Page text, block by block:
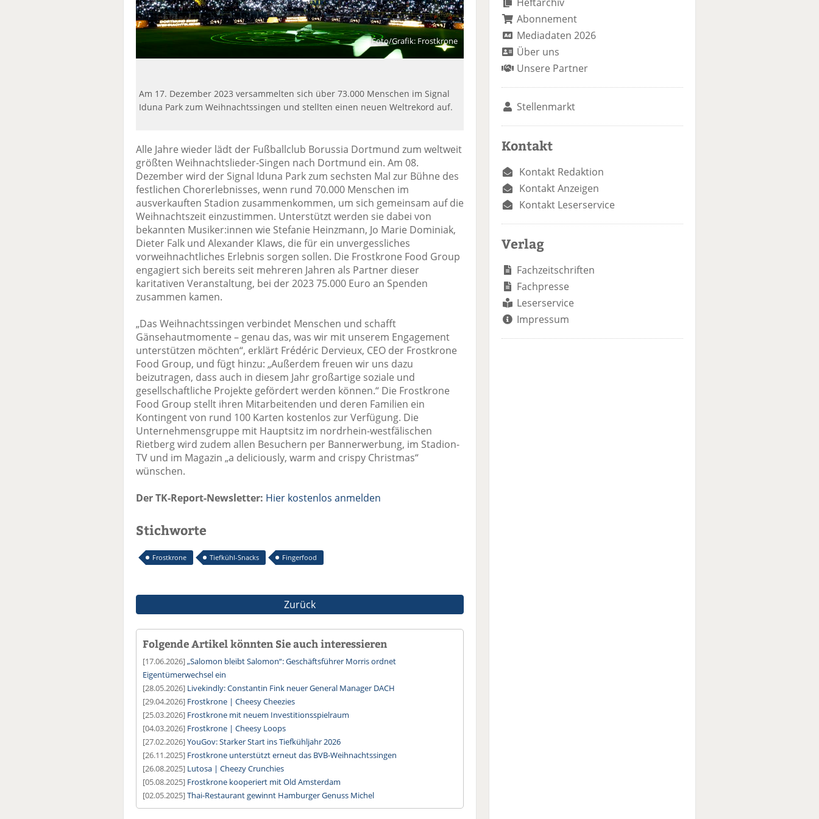
Foto/Grafik: Frostkrone
Am 17. Dezember 2023 versammelten sich über 73.000 Menschen im Signal
Iduna Park zum Weihnachtssingen und stellten einen neuen Weltrekord auf.
Alle Jahre wieder lädt der Fußballclub Borussia Dortmund zum weltweit
größten Weihnachtslieder-Singen nach Dortmund ein. Am 08.
Dezember wird der Signal Iduna Park zum sechsten Mal zur Bühne des
festlichen Chorerlebnisses, wenn rund 70.000 Menschen im
ausverkauften Stadion zusammenkommen, um sich gemeinsam auf die
Weihnachtszeit einzustimmen. Unterstützt werden sie dabei von
bekannten Musiker:innen wie Stefanie Heinzmann, Jo Marie Dominiak,
Dieter Falk und Alexander Klaws, die für ein unvergessliches
vorweihnachtliches Erlebnis sorgen sollen. Die Frostkrone Food Group
engagiert sich bereits seit mehreren Jahren als Partner dieser
karitativen Veranstaltung, bei der 2023 75.000 Euro an Spenden
zusammen kamen.
„Das Weihnachtssingen verbindet Menschen und schafft
Gänsehautmomente – genau das, was wir mit unserem Engagement
unterstützen möchten“, erklärt Frédéric Dervieux, CEO der Frostkrone
Food Group, und fügt hinzu: „Außerdem freuen wir uns dazu
beizutragen, dass auch in diesem Jahr großartige soziale und
gesellschaftliche Projekte gefördert werden können.“ Die Frostkrone
Food Group stellt ihren Mitarbeitenden und deren Familien ein
Kontingent von rund 100 Karten kostenlos zur Verfügung. Die
Unternehmensgruppe mit Hauptsitz im nordrhein-westfälischen
Rietberg wird zudem allen Besuchern per Bannerwerbung, im Stadion-
TV und im Magazin „a deliciously, warm and crispy Christmas“
wünschen.
Der TK-Report-Newsletter: Hier kostenlos anmelden
Stichworte
Frostkrone Tiefkühl-Snacks Fingerfood
Zurück
Folgende Artikel könnten Sie auch interessieren
[17.06.2026]„Salomon bleibt Salomon“: Geschäftsführer Morris ordnet
Eigentümerwechsel ein
[28.05.2026] Livekindly: Constantin Fink neuer General Manager DACH
[29.04.2026] Frostkrone | Cheesy Cheezies
[25.03.2026] Frostkrone mit neuem Investitionsspielraum
[04.03.2026] Frostkrone | Cheesy Loops
[27.02.2026]YouGov: Starker Start ins Tiefkühljahr 2026
[26.11.2025] Frostkrone unterstützt erneut das BVB-Weihnachtssingen
[26.08.2025] Lutosa | Cheezy Crunchies
[05.08.2025] Frostkrone kooperiert mit Old Amsterdam
[02.05.2025]Thai-Restaurant gewinnt Hamburger Genuss Michel
Abonnement
Mediadaten 2026
Über uns
Unsere Partner
Stellenmarkt
Kontakt
Kontakt Redaktion
Kontakt Anzeigen
Kontakt Leserservice
Verlag
Fachzeitschriften
Fachpresse
Leserservice
Impressum